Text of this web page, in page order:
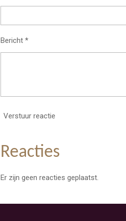
Bericht *
Verstuur reactie
Reacties
Er zijn geen reacties geplaatst.